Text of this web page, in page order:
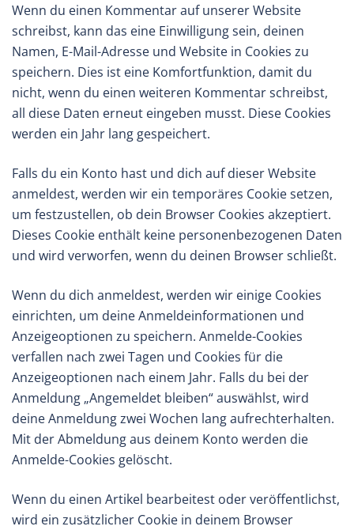
Wenn du einen Kommentar auf unserer Website
schreibst, kann das eine Einwilligung sein, deinen
Namen, E-Mail-Adresse und Website in Cookies zu
speichern. Dies ist eine Komfortfunktion, damit du
nicht, wenn du einen weiteren Kommentar schreibst,
all diese Daten erneut eingeben musst. Diese Cookies
werden ein Jahr lang gespeichert.
Falls du ein Konto hast und dich auf dieser Website
anmeldest, werden wir ein temporäres Cookie setzen,
um festzustellen, ob dein Browser Cookies akzeptiert.
Dieses Cookie enthält keine personenbezogenen Daten
und wird verworfen, wenn du deinen Browser schließt.
Wenn du dich anmeldest, werden wir einige Cookies
einrichten, um deine Anmeldeinformationen und
Anzeigeoptionen zu speichern. Anmelde-Cookies
verfallen nach zwei Tagen und Cookies für die
Anzeigeoptionen nach einem Jahr. Falls du bei der
Anmeldung „Angemeldet bleiben“ auswählst, wird
deine Anmeldung zwei Wochen lang aufrechterhalten.
Mit der Abmeldung aus deinem Konto werden die
Anmelde-Cookies gelöscht.
Wenn du einen Artikel bearbeitest oder veröffentlichst,
wird ein zusätzlicher Cookie in deinem Browser